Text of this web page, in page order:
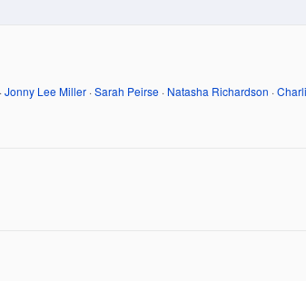
·Jonny Lee Miller ·Sarah Peirse · Natasha Richardson ·